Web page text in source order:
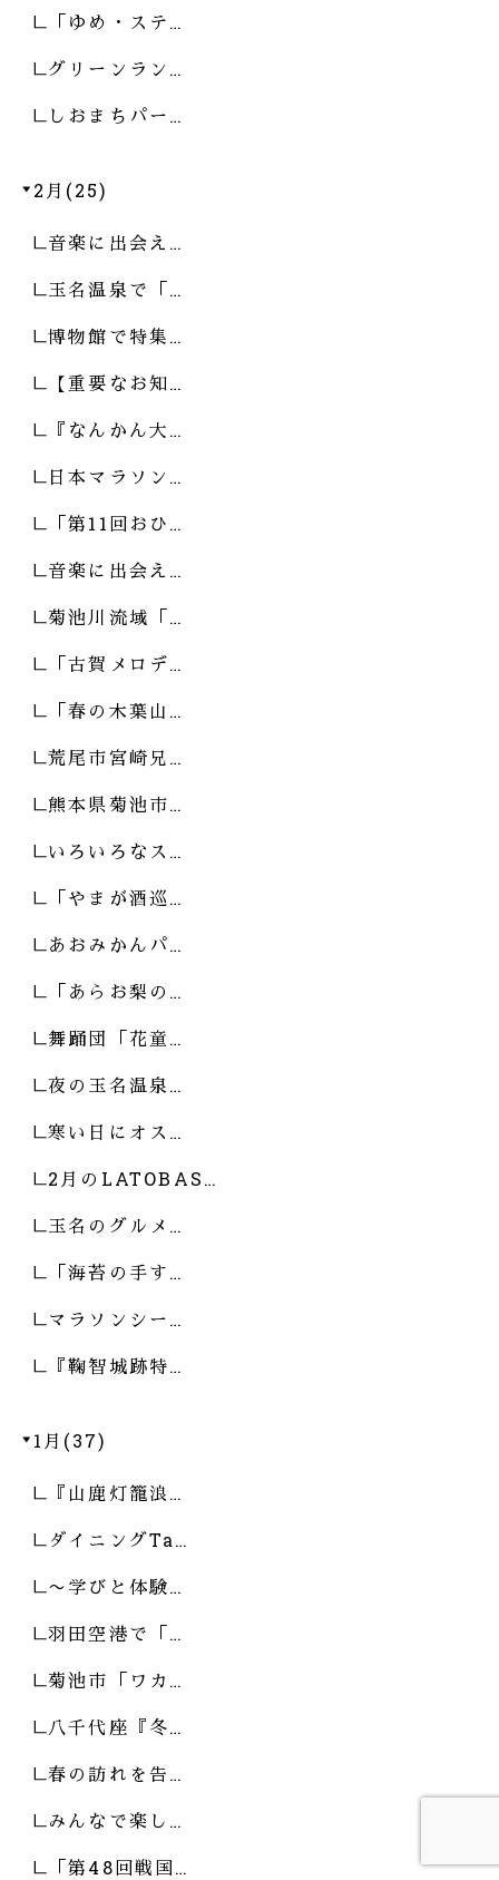
「ゆめ・ステ…
グリーンラン…
しおまちパー…
2月(25)
音楽に出会え…
玉名温泉で「…
博物館で特集…
【重要なお知…
『なんかん大…
日本マラソン…
「第11回おひ…
音楽に出会え…
菊池川流域「…
「古賀メロデ…
「春の木葉山…
荒尾市宮崎兄…
熊本県菊池市…
いろいろなス…
「やまが酒巡…
あおみかんパ…
「あらお梨の…
舞踊団「花童…
夜の玉名温泉…
寒い日にオス…
2月のLATOBAS…
玉名のグルメ…
「海苔の手す…
マラソンシー…
『鞠智城跡特…
1月(37)
『山鹿灯籠浪…
ダイニングTa…
〜学びと体験…
羽田空港で「…
菊池市「ワカ…
八千代座『冬…
春の訪れを告…
みんなで楽し…
「第48回戦国…